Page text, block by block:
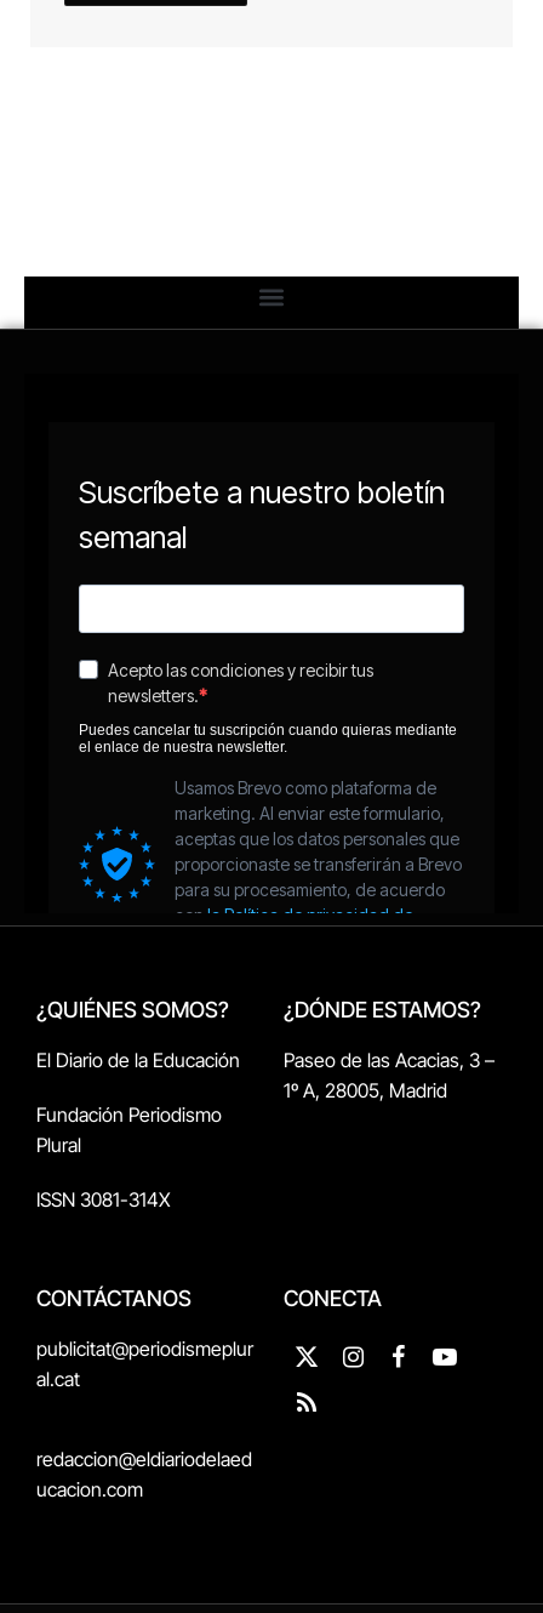
¿QUIÉNES SOMOS?
El Diario de la Educación
Fundación Periodismo
Plural
ISSN 3081-314X
¿DÓNDE ESTAMOS?
Paseo de las Acacias, 3 –
1º A, 28005, Madrid
CONTÁCTANOS
publicitat@periodismeplur
al.cat
redaccion@eldiariodelaed
ucacion.com
CONECTA
X
(Twitter)
InstagramFacebookYouTube
RSS